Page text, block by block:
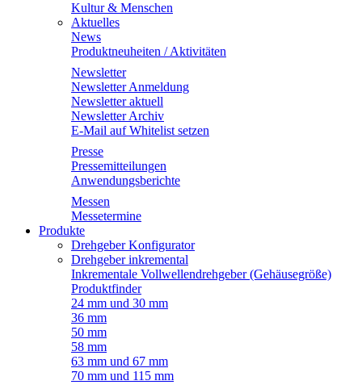
Kultur & Menschen
Aktuelles
News
Produktneuheiten / Aktivitäten
Newsletter
Newsletter Anmeldung
Newsletter aktuell
Newsletter Archiv
E-Mail auf Whitelist setzen
Presse
Pressemitteilungen
Anwendungsberichte
Messen
Messetermine
Produkte
Drehgeber Konfigurator
Drehgeber inkremental
Inkrementale Vollwellendrehgeber (Gehäusegröße)
Produktfinder
24 mm und 30 mm
36 mm
50 mm
58 mm
63 mm und 67 mm
70 mm und 115 mm